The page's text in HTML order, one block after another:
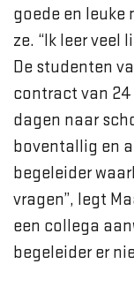
goede en leuke
ze. “Ik leer veel
De studenten
contract van
dagen naar
boventallig en
begeleider
vragen”, legt
een collega
begeleider er